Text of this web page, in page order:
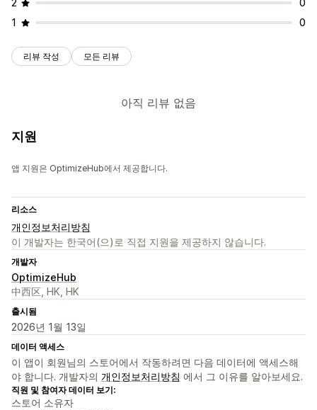
2
0
1
0
리뷰 작성 모든 리뷰
아직 리뷰 없음
지원
앱 지원은 OptimizeHub에서 제공합니다.
리소스
개인정보처리방침
이 개발자는 한국어(으)로 직접 지원을 제공하지 않습니다.
개발자
OptimizeHub
中西区, HK, HK
출시됨
2026년 1월 13일
데이터 액세스
이 앱이 회원님의 스토어에서 작동하려면 다음 데이터에 액세스해
야 합니다. 개발자의 개인정보처리방침 에서 그 이유를 알아보세요.
직원 및 참여자 데이터 보기:
스토어 소유자